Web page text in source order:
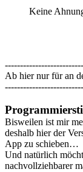
Keine
Ab hier nur für an
Bisweilen ist mir
deshalb hier der
App zu schieben…
Und natürlich
nachvollziehbarer